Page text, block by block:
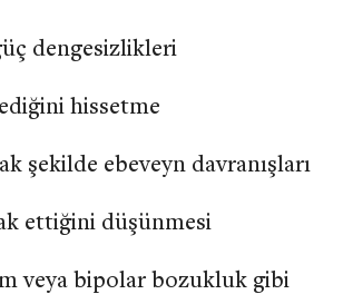
dengesizlikleri
hissetme
şekilde ebeveyn davranışları
ettiğini düşünmesi
veya bipolar bozukluk gibi